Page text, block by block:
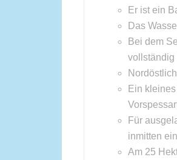
Er ist ein
Das
Bei dem
vollständig
Ein
Für
inmitten
Am 25